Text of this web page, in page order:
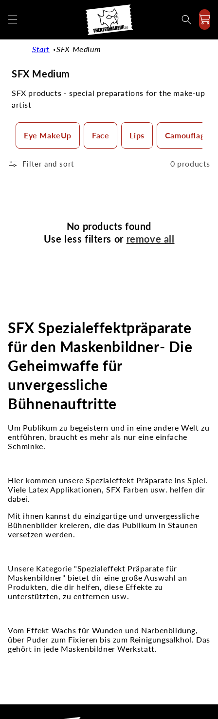
content
Start SFX Medium
C
t
e
g
y
SFX Medium
SFX products - special preparations for the make-up
artist
Eye MakeUp Face Lips Camouflage
Filter and sort 0 products
No products found
Use less filters or remove all
SFX Spezialeffektpräparate
für den Maskenbildner- Die
Geheimwaffe für
unvergessliche
Bühnenauftritte
Um Publikum zu begeistern und in eine andere Welt zu
entführen, braucht es mehr als nur eine einfache
Schminke.
Hier kommen unsere Spezialeffekt Präparate ins Spiel.
Viele Latex Applikationen, SFX Farben usw. helfen dir
dabei.
Mit ihnen kannst du einzigartige und unvergessliche
Bühnenbilder kreieren, die das Publikum in Staunen
versetzen werden.
Unsere Kategorie "Spezialeffekt Präparate für
Maskenbildner" bietet dir eine große Auswahl an
Produkten, die dir helfen, diese Effekte zu
unterstützten, zu entfernen usw.
Vom Effekt Wachs für Wunden und Narbenbildung,
über Puder zum Fixieren bis zum Reinigungsalkhol. Das
gehört in jede Maskenbildner Werkstatt.